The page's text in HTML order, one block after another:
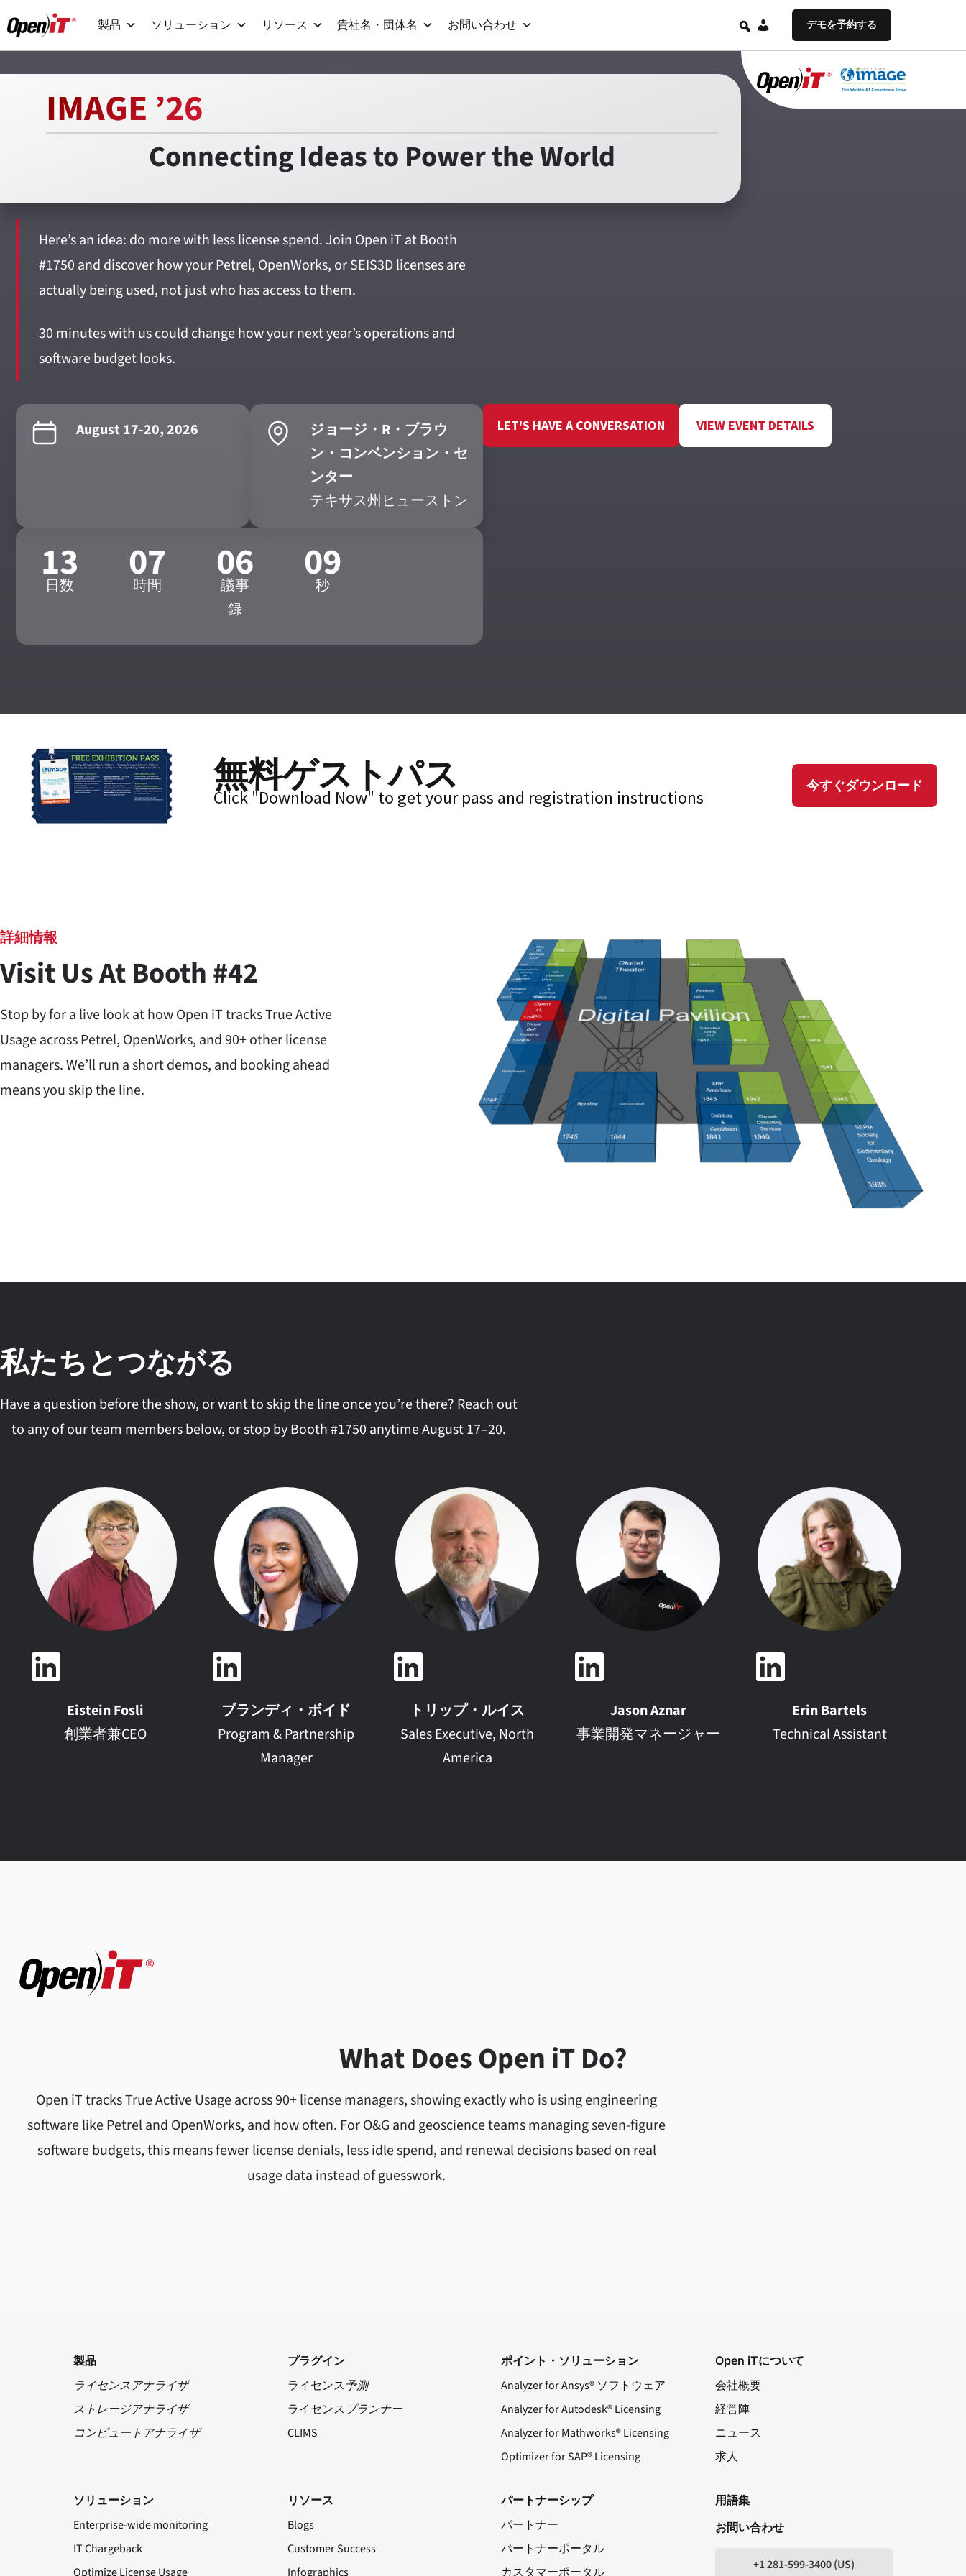
ン
製品 ソリューション リソース 貴社名・団体名 お問い合わせ デモを予約する
IMAGE ’26
Connecting Ideas to Power the World
Here’s an idea: do more with less license spend. Join Open iT at Booth
#1750 and discover how your Petrel, OpenWorks, or SEIS3D licenses are
actually being used, not just who has access to them.
30 minutes with us could change how your next year’s operations and
software budget looks.
August 17-20, 2026
ジョージ・R・ブラウ
ン・コンベンション・セ
ンター
テキサス州ヒューストン
13
日数 07
時間 06
議事
録
08
秒
LET'S HAVE A CONVERSATION VIEW EVENT DETAILS
無料ゲストパス
Click "Download Now" to get your pass and registration instructions
今すぐダウンロード
詳細情報
Visit Us At Booth #42
Stop by for a live look at how Open iT tracks True Active
Usage across Petrel, OpenWorks, and 90+ other license
managers. We’ll run a short demos, and booking ahead
means you skip the line.
私たちとつながる
Have a question before the show, or want to skip the line once you’re there? Reach out
to any of our team members below, or stop by Booth #1750 anytime August 17–20.
Eistein Fosli
創業者兼CEO
ブランディ・ボイド
Program & Partnership
Manager
トリップ・ルイス
Sales Executive, North
America
Jason Aznar
事業開発マネージャー
Erin Bartels
Technical Assistant
What Does Open iT Do?
Open iT tracks True Active Usage across 90+ license managers, showing exactly who is using engineering
software like Petrel and OpenWorks, and how often. For O&G and geoscience teams managing seven-figure
software budgets, this means fewer license denials, less idle spend, and renewal decisions based on real
usage data instead of guesswork.
製品
ライセンスアナライザ
ストレージアナライザ
コンピュートアナライザ
プラグイン
ライセンス予測
ライセンス プランナー
CLIMS
ポイント・ソリューション
Analyzer for Ansys® ソフトウェア
Analyzer for Autodesk® Licensing
Analyzer for Mathworks® Licensing
Optimizer for SAP® Licensing
Open iTについて
会社概要
経営陣
ニュース
求人
ソリューション
Enterprise-wide monitoring
IT Chargeback
Optimize License Usage
リソース
Blogs
Customer Success
Infographics
パートナーシップ
パートナー
パートナーポータル
カスタマーポータル
用語集
お問い合わせ
+1 281-599-3400 (US)